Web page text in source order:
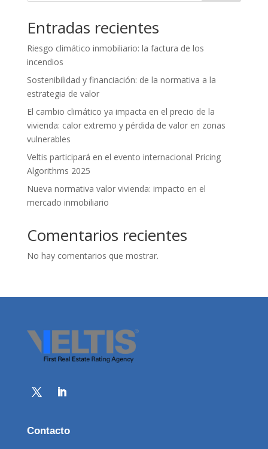
Entradas recientes
Riesgo climático inmobiliario: la factura de los
incendios
Sostenibilidad y financiación: de la normativa a la
estrategia de valor
El cambio climático ya impacta en el precio de la
vivienda: calor extremo y pérdida de valor en zonas
vulnerables
Veltis participará en el evento internacional Pricing
Algorithms 2025
Nueva normativa valor vivienda: impacto en el
mercado inmobiliario
Comentarios recientes
No hay comentarios que mostrar.
Contacto